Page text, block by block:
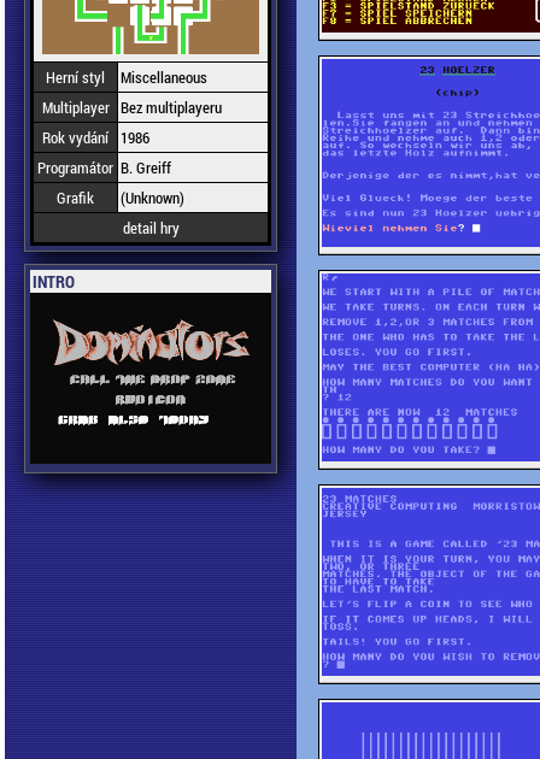
Herní styl
Miscellaneous
Multiplayer Bez multiplayeru
Rok vydání
1986
Programátor B. Greiff
Grafik
(Unknown)
detail hry
INTRO